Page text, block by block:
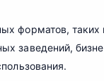
форматов,
заведений,